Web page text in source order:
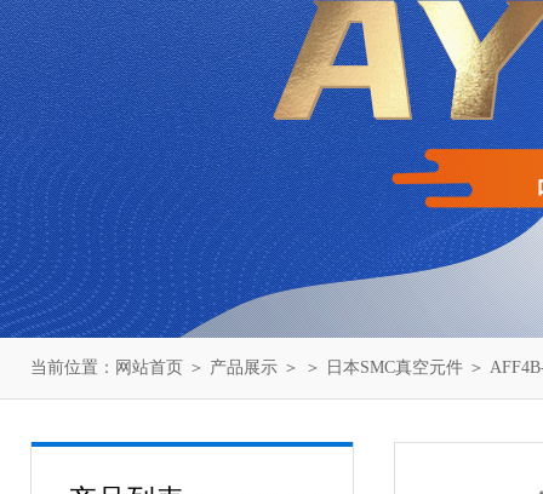
当前位置： 网站首页 ＞ 产品展示 ＞ ＞ 日本SMC真空元件 ＞